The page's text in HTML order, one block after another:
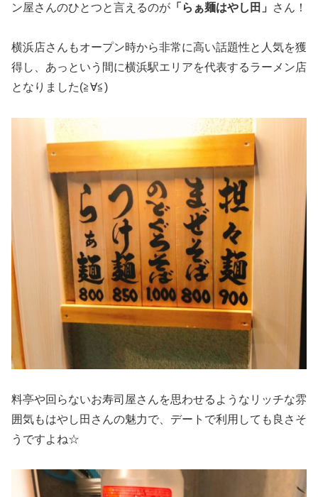
ン屋さんのひとつと言えるのが 「らぁ麺はやし田」 さん！
横浜店さんもオープン時から非常に高い話題性と人気を獲
得し、あっという間に横浜駅エリアを代表するラーメン店
となりました(≧∀≦)
料亭や回らないお寿司屋さんを思わせるようなリッチな雰
囲気もはやし田さんの魅力で、デートで利用しても良さそ
うですよね☆